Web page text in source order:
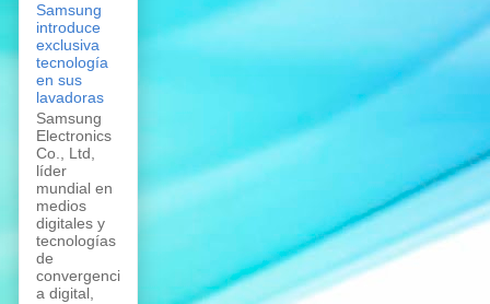
Samsung
introduce
exclusiva
tecnología
en sus
lavadoras
Samsung
Electronics
Co., Ltd,
líder
mundial en
medios
digitales y
tecnologías
de
convergenci
a digital,